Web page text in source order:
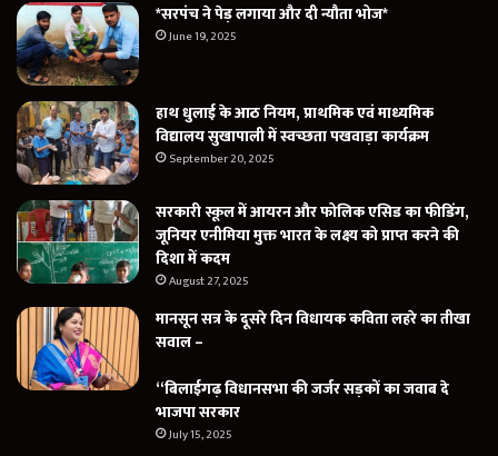
*सरपंच ने पेड़ लगाया और दी न्यौता भोज*
June 19, 2025
हाथ धुलाई के आठ नियम, प्राथमिक एवं माध्यमिक
विद्यालय सुखापाली में स्वच्छता पखवाड़ा कार्यक्रम
September 20, 2025
सरकारी स्कूल में आयरन और फोलिक एसिड का फीडिंग,
जूनियर एनीमिया मुक्त भारत के लक्ष्य को प्राप्त करने की
दिशा में कदम
August 27, 2025
मानसून सत्र के दूसरे दिन विधायक कविता लहरे का तीखा
सवाल –
“बिलाईगढ़ विधानसभा की जर्जर सड़कों का जवाब दे
भाजपा सरकार
July 15, 2025